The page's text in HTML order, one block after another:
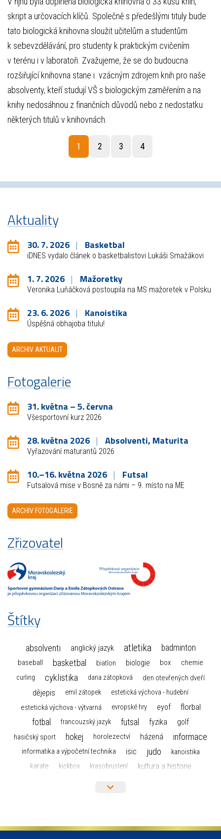
skript a určovacích klíčů. Společně s předešlými tituly bude
tato biologická knihovna sloužit učitelům a studentům
k sebevzdělávání, pro studenty k praktickým cvičením
v terénu i v laboratoři. Zvažujeme, že se do budoucna
rozšiřující knihovna stane i vzácným zdrojem knih pro naše
absolventy, kteří studují VŠ s biologickým zaměřením a na
knihy nedosáhnou z finančních důvodů nebo z nedostatku
některých titulů v knihovnách.
1 2 3 4
Aktuality
30. 7. 2026 Basketbal
iDNES vydalo článek o basketbalistovi Lukáši Smažákovi
1. 7. 2026 Mažoretky
Veronika Luňáčková postoupila na MS mažoretek v Polsku
23. 6. 2026 Kanoistika
Úspěšná obhajoba titulu!
ARCHIV AKTUALIT
Fotogalerie
31. května – 5. června
Všesportovní kurz 2026
28. května 2026 Absolventi, Maturita
Vyřazování maturantů 2026
10.–16. května 2026 Futsal
Futsalová mise v Bosně za námi – 9. místo na ME
ARCHIV FOTOGALERIE
Zřizovatel
Štítky
absolventi anglický jazyk atletika badminton
baseball basketbal biatlon biologie box chemie
curling cyklistika dana zátopková den otevřených dveří
dějepis emil zátopek estetická výchova - hudební
estetická výchova - výtvarná evropské hry eyof florbal
fotbal francouzský jazyk futsal fyzika golf
hasičský sport hokej horolezectví házená informace
informatika a výpočetní technika isic judo
kanoistika
karate
kickbox krasobruslení
kultura a historie
olympiáda dětí a mládeže organizace plavání